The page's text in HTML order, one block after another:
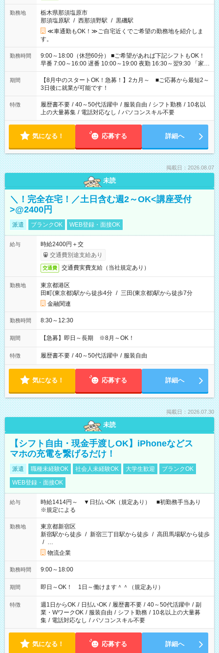
勤務地
栃木県那須塩原市
那須塩原駅 / 西那須野駅 / 黒磯駅
≪車通勤もOK！≫ご自宅近くでご希望の勤務地を紹介しま
す。
勤務時間
9:00～18:00（休憩60分） ■ご希望があれば下記シフトもOK！
早番 7:00～16:00 遅番 10:00～19:00 夜勤 16:30～翌9:30 「家族
と休みを合わせたい」 「余裕を持って夕飯の準備がしたい」
「できれば残業はしたくない」 など、ご希望を教えてください
ね。 ※Wワーク希望の方へ 今ご覧のお仕事で希望する勤務時間
と、もう1つのお仕事の勤務時間。 合計で週40時間を超える場
合は応募できません。
期間
【8月中のスタートOK！急募！】2カ月～ ■ご応募から最短2～
3日後に就業が可能です！
特徴 履歴書不要 / 40～50代活躍中 / 服装自由 / シフト勤務 / 10名以
上の大量募集 / 電話対応なし / パソコンスキル不要
気になる！ 応募する 詳細へ
掲載日：2026.08.07
未読
＼！完全在宅！／土日含む週2～OK<講座受付
>@2400円
派遣 ブランクOK WEB登録・面接OK
給与
時給2400円＋交
交通費別途支給あり
交通費 交通費実費支給（当社規定あり）
勤務地
東京都港区
田町(東京都)駅から徒歩4分 / 三田(東京都)駅から徒歩7分
金融関連
勤務時間 8:30～12:30
期間 【急募】即日～長期 ※8月～OK！
特徴 履歴書不要 / 40～50代活躍中 / 服装自由
気になる！ 応募する 詳細へ
掲載日：2026.07.30
未読
【シフト自由・現金手渡しOK】iPhoneなどス
マホの充電を繋げるだけ！
派遣 職種未経験OK 社会人未経験OK 大学生歓迎
ブランクOK
WEB登録・面接OK
給与
時給1414円～ ▼日払いOK（規定あり） ■初勤務手当あり
※規定による
勤務地
東京都新宿区
新宿駅から徒歩 / 新宿三丁目駅から徒歩 / 高田馬場駅から徒歩
/ …
物流企業
勤務時間 9:00～18:00
期間 即日～OK！ 1日～働けます＾＾（規定あり）
特徴 週1日からOK / 日払いOK / 履歴書不要 / 40～50代活躍中 / 副
業・WワークOK / 服装自由 / シフト勤務 / 10名以上の大量募
集 / 電話対応なし / パソコンスキル不要
気になる！ 応募する 詳細へ